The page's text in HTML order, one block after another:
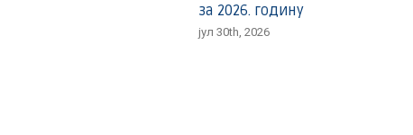
за 2026. годину
јул 30th, 2026